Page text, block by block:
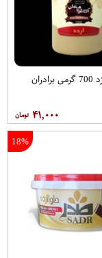
ارده سنتی يزد 700 گرمی برادران
۴۱,۰۰۰
18%